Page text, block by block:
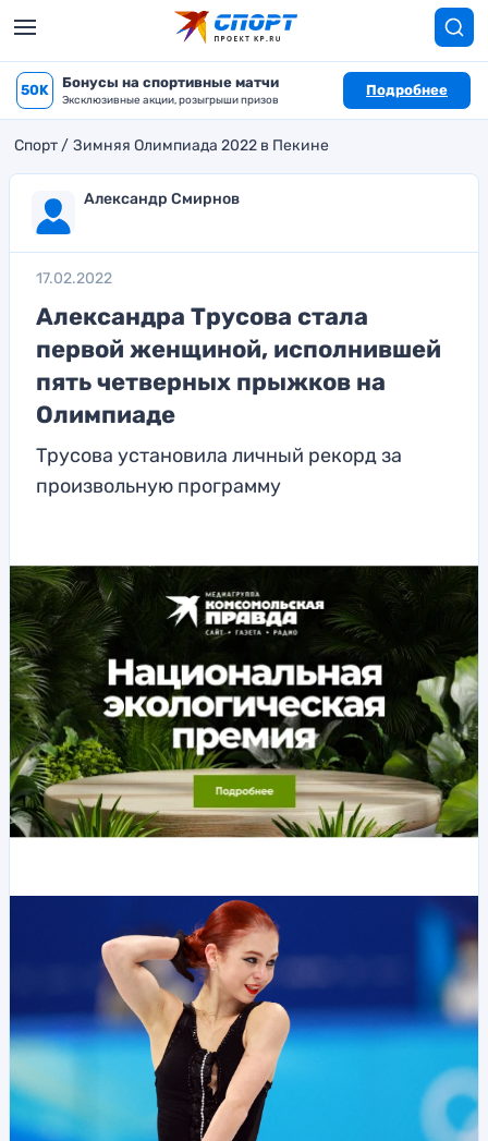
50K Бонусы на спортивные матчи
Эксклюзивные акции, розыгрыши призов
Подробнее
Спорт Зимняя Олимпиада 2022 в Пекине
Александр Смирнов
17.02.2022
Александра Трусова стала
первой женщиной, исполнившей
пять четверных прыжков на
Олимпиаде
Трусова установила личный рекорд за
произвольную программу